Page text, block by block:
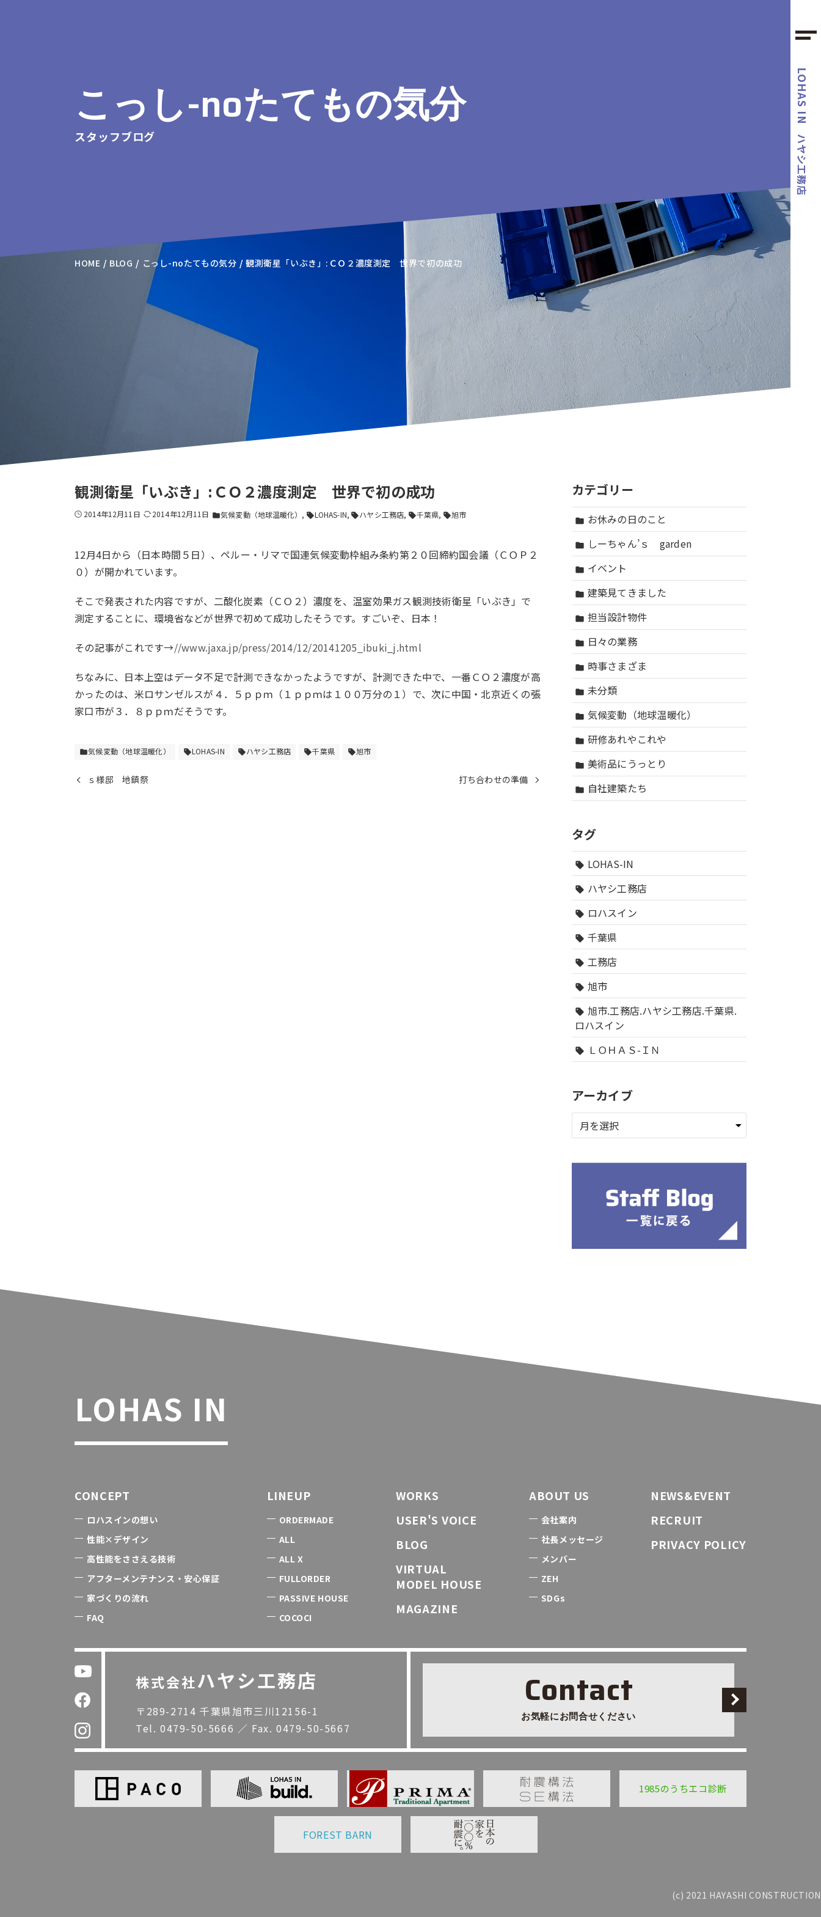
LOHAS IN
ハヤシ工務店
こっし-noたてもの気分
スタッフブログ
HOME BLOG こっし-noたてもの気分 観測衛星「いぶき」:ＣＯ２濃度測定 世界で初の成功
観測衛星「いぶき」:ＣＯ２濃度測定 世界で初の成功
2014年12月11日 2014年12月11日 folder気候変動（地球温暖化） sellLOHAS-IN sellハヤシ工務店 sell千葉県 sell旭市
12月4日から（日本時間５日）、ペルー・リマで国連気候変動枠組み条約第２０回締約国会議（ＣＯＰ２
０）が開かれています。
そこで発表された内容ですが、二酸化炭素（ＣＯ２）濃度を、温室効果ガス観測技術衛星「いぶき」で
測定することに、環境省などが世界で初めて成功したそうです。すごいぞ、日本！
その記事がこれです→//www.jaxa.jp/press/2014/12/20141205_ibuki_j.html
ちなみに、日本上空はデータ不足で計測できなかったようですが、計測できた中で、一番ＣＯ２濃度が高
かったのは、米ロサンゼルスが４．５ｐｐｍ（１ｐｐｍは１００万分の１）で、次に中国・北京近くの張
家口市が３．８ｐｐｍだそうです。
folder気候変動（地球温暖化） sellLOHAS-IN sellハヤシ工務店 sell千葉県 sell旭市
ｓ様邸 地鎮祭 打ち合わせの準備
カテゴリー
folder お休みの日のこと
folder しーちゃん’ｓ garden
folder イベント
folder 建築見てきました
folder 担当設計物件
folder 日々の業務
folder 時事さまざま
folder 未分類
folder 気候変動（地球温暖化）
folder 研修あれやこれや
folder 美術品にうっとり
folder 自社建築たち
タグ
sell LOHAS-IN
sell ハヤシ工務店
sell ロハスイン
sell 千葉県
sell 工務店
sell 旭市
sell 旭市.工務店.ハヤシ工務店.千葉県.
ロハスイン
sell ＬＯＨＡＳ-ＩＮ
アーカイブ
LOHAS IN
CONCEPT
ロハスインの想い
性能×デザイン
高性能をささえる技術
アフターメンテナンス・安心保証
家づくりの流れ
FAQ
LINEUP
ORDERMADE
ALL
ALL X
FULLORDER
PASSIVE HOUSE
COCOCI
WORKS
USER'S VOICE
BLOG
VIRTUAL
MODEL HOUSE
MAGAZINE
ABOUT US
会社案内
社長メッセージ
メンバー
ZEH
SDGs
NEWS&EVENT
RECRUIT
PRIVACY POLICY
株式会社ハヤシ工務店
〒289-2714 千葉県旭市三川12156-1
Tel. 0479-50-5666 ／ Fax. 0479-50-5667
Contact
お気軽にお問合せください
1985のうちエコ診断
FOREST BARN
(c) 2021 HAYASHI CONSTRUCTION